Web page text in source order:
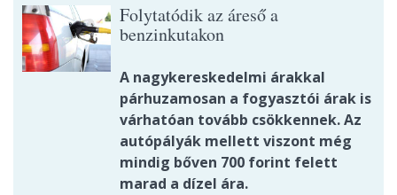
Folytatódik az áreső a
benzinkutakon
A nagykereskedelmi árakkal
párhuzamosan a fogyasztói árak is
várhatóan tovább csökkennek. Az
autópályák mellett viszont még
mindig bőven 700 forint felett
marad a dízel ára.